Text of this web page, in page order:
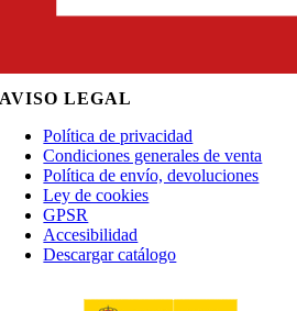
AVISO LEGAL
Política de privacidad
Condiciones generales de venta
Política de envío, devoluciones
Ley de cookies
GPSR
Accesibilidad
Descargar catálogo